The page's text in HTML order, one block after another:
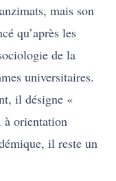
mais son
qu’après les
de la
universitaires.
il désigne «
à orientation
il reste un